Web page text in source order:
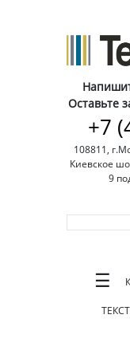
Оставьте
+7
108811,
Киевское
9
☰